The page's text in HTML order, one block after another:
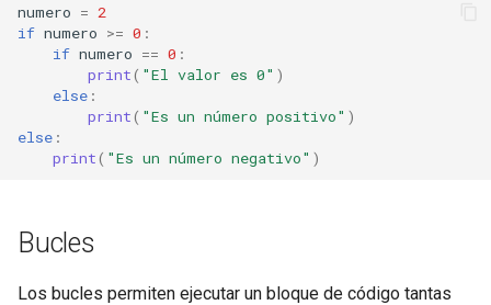
numero = 2
if numero >= 0 :
if numero == 0 :
print( "El valor es 0" )
else :
print( "Es un número positivo" )
else :
print( "Es un número negativo" )
Bucles
Los bucles permiten ejecutar un bloque de código tantas